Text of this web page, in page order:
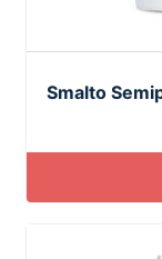
Smalto